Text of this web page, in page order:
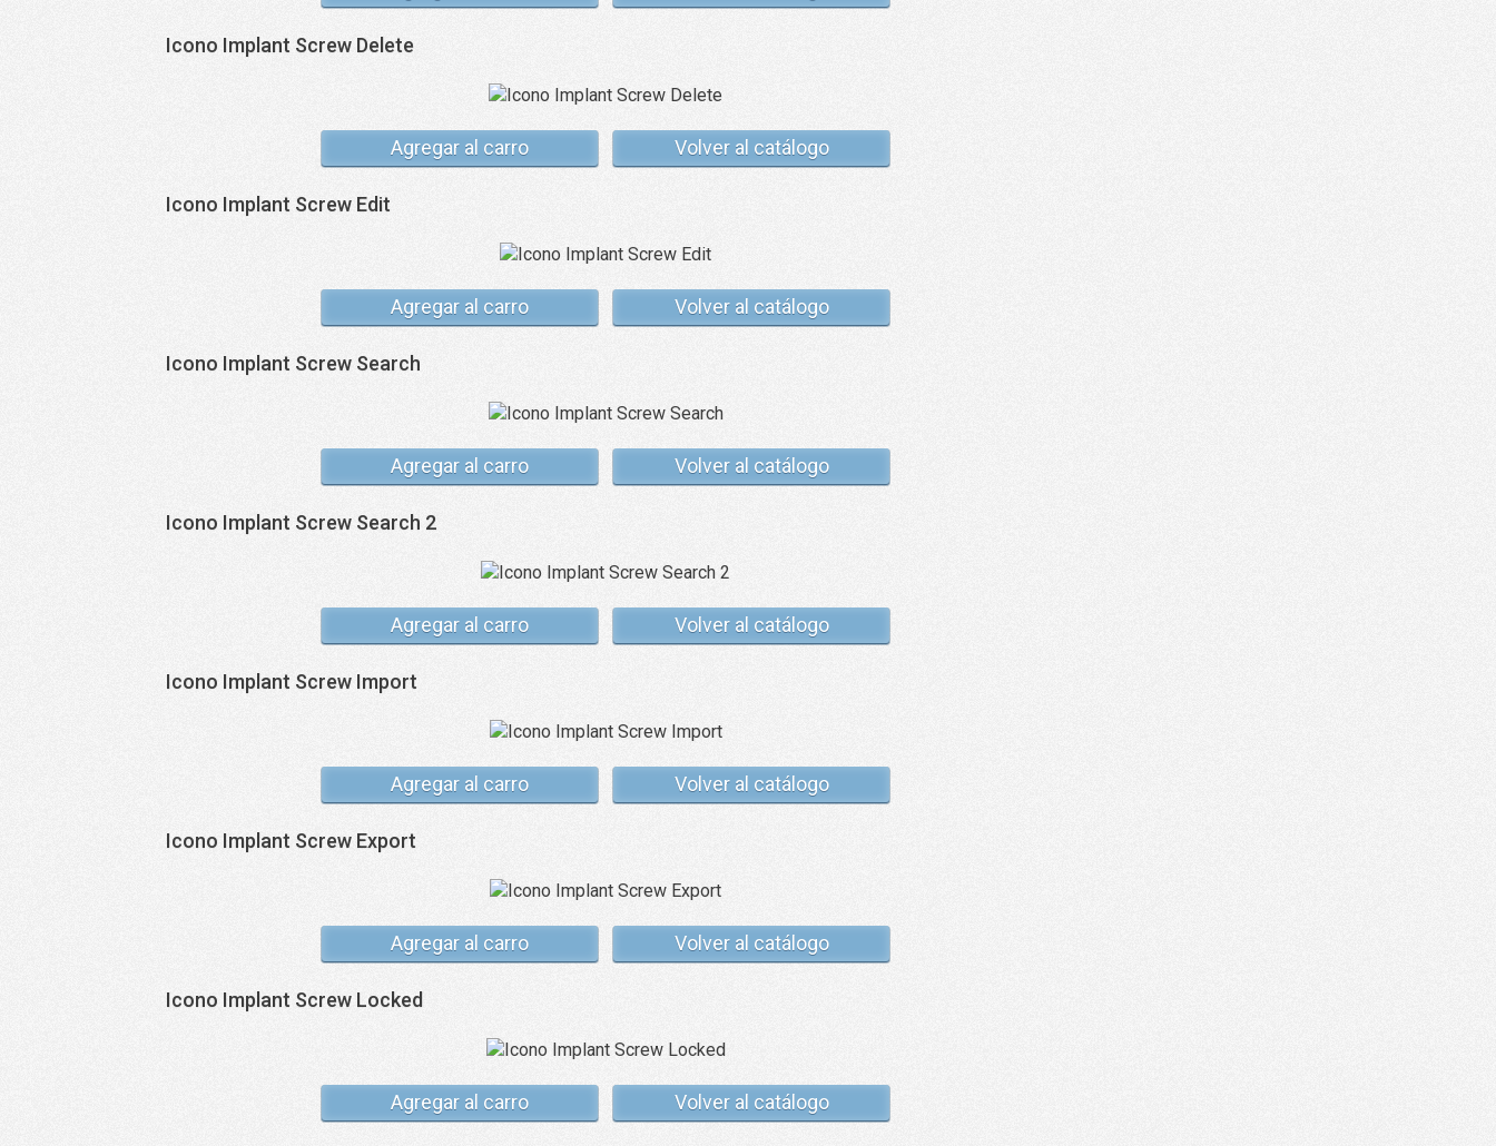
Icono Implant Screw Delete
Agregar al carro Volver al catálogo
Icono Implant Screw Edit
Agregar al carro Volver al catálogo
Icono Implant Screw Search
Agregar al carro Volver al catálogo
Icono Implant Screw Search 2
Agregar al carro Volver al catálogo
Icono Implant Screw Import
Agregar al carro Volver al catálogo
Icono Implant Screw Export
Agregar al carro Volver al catálogo
Icono Implant Screw Locked
Agregar al carro Volver al catálogo